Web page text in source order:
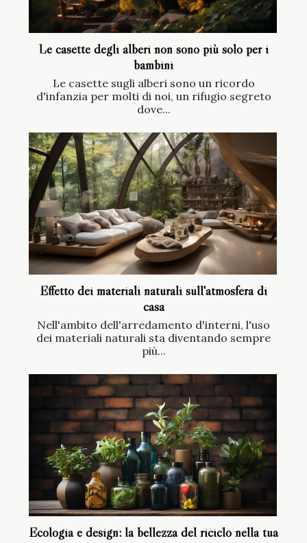
Le casette degli alberi non sono più solo per i
bambini
Le casette sugli alberi sono un ricordo
d'infanzia per molti di noi, un rifugio segreto
dove...
Effetto dei materiali naturali sull'atmosfera di
casa
Nell'ambito dell'arredamento d'interni, l'uso
dei materiali naturali sta diventando sempre
più...
Ecologia e design: la bellezza del riciclo nella tua